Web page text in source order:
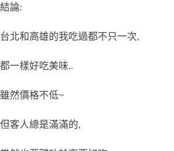
結論:
台北和高雄的我吃過都不只一次,
都一樣好吃美味..
雖然價格不低~
但客人總是滿滿的,